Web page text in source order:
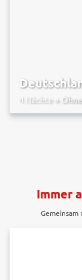
4 Nächte +
Immer